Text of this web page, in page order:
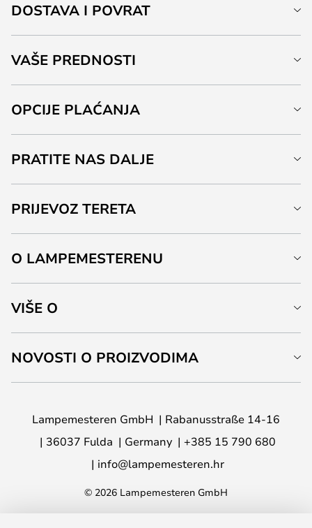
DOSTAVA I POVRAT
VAŠE PREDNOSTI
OPCIJE PLAĆANJA
PRATITE NAS DALJE
PRIJEVOZ TERETA
O LAMPEMESTERENU
VIŠE O
NOVOSTI O PROIZVODIMA
Lampemesteren GmbH
Rabanusstraße 14-16
36037 Fulda
Germany
+385 15 790 680
info@lampemesteren.hr
© 2026 Lampemesteren GmbH